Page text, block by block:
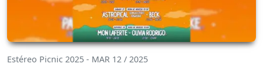
Estéreo Picnic 2025 - MAR 12 / 2025